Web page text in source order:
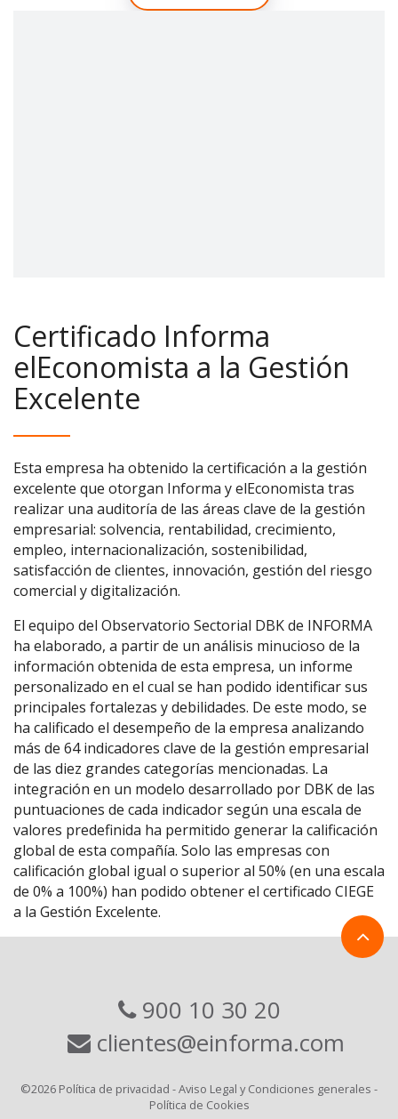
Certificado Informa
elEconomista a la Gestión
Excelente
Esta empresa ha obtenido la certificación a la gestión
excelente que otorgan Informa y elEconomista tras
realizar una auditoría de las áreas clave de la gestión
empresarial: solvencia, rentabilidad, crecimiento,
empleo, internacionalización, sostenibilidad,
satisfacción de clientes, innovación, gestión del riesgo
comercial y digitalización.
El equipo del Observatorio Sectorial DBK de INFORMA
ha elaborado, a partir de un análisis minucioso de la
información obtenida de esta empresa, un informe
personalizado en el cual se han podido identificar sus
principales fortalezas y debilidades. De este modo, se
ha calificado el desempeño de la empresa analizando
más de 64 indicadores clave de la gestión empresarial
de las diez grandes categorías mencionadas. La
integración en un modelo desarrollado por DBK de las
puntuaciones de cada indicador según una escala de
valores predefinida ha permitido generar la calificación
global de esta compañía. Solo las empresas con
calificación global igual o superior al 50% (en una escala
de 0% a 100%) han podido obtener el certificado CIEGE
a la Gestión Excelente.
900 10 30 20
clientes@einforma.com
©2026 Política de privacidad -Aviso Legal y Condiciones generales -
Política de Cookies